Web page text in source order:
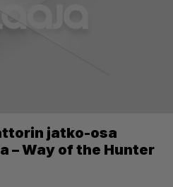
jatko-osa
– Way of the Hunter